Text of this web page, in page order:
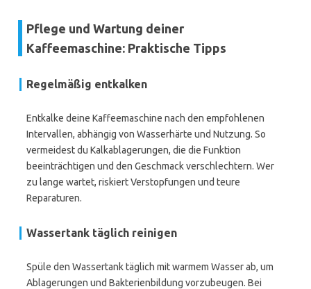
Pflege und Wartung deiner
Kaffeemaschine: Praktische Tipps
Regelmäßig entkalken
Entkalke deine Kaffeemaschine nach den empfohlenen
Intervallen, abhängig von Wasserhärte und Nutzung. So
vermeidest du Kalkablagerungen, die die Funktion
beeinträchtigen und den Geschmack verschlechtern. Wer
zu lange wartet, riskiert Verstopfungen und teure
Reparaturen.
Wassertank täglich reinigen
Spüle den Wassertank täglich mit warmem Wasser ab, um
Ablagerungen und Bakterienbildung vorzubeugen. Bei